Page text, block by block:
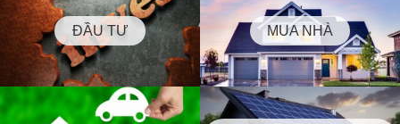
ĐẦU TƯ MUA NHÀ